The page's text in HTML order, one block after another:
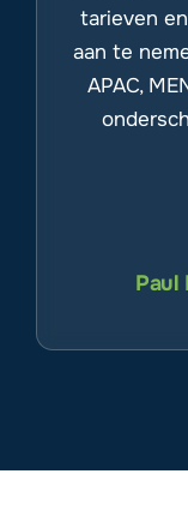
tarieven
aan te
APAC,
Paul